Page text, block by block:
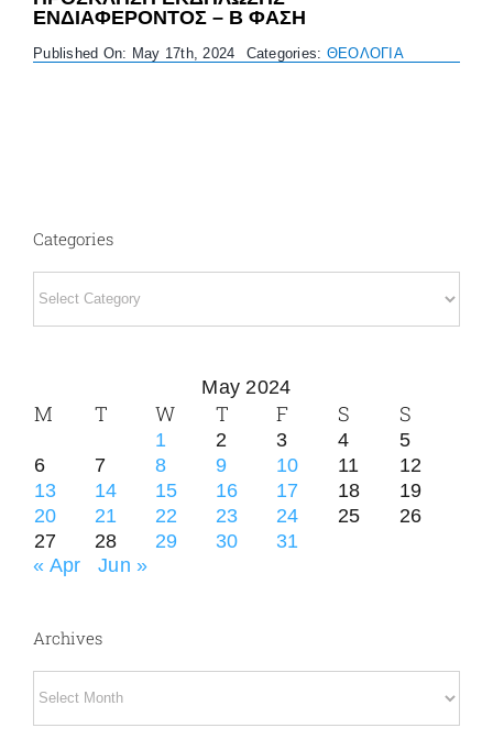
ΕΝΔΙΑΦΕΡΟΝΤΟΣ – B ΦΑΣΗ
Published On: May 17th, 2024 Categories: ΘΕΟΛΟΓΙΑ
Categories
May 2024
M T W T F S S
1 2 3 4
5
6
7 8 9 10 11
12
13
14 15 16 17 18
19
20
21 22 23 24 25
26
27
28 29 30
31
« Apr
Jun »
Archives